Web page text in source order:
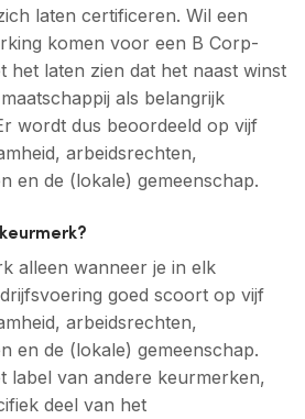
laten certificeren. Wil een
komen voor een B Corp-
het laten zien dat het naast winst
als belangrijk
wordt dus beoordeeld op vijf
arbeidsrechten,
en de (lokale) gemeenschap.
alleen wanneer je in elk
goed scoort op vijf
arbeidsrechten,
en de (lokale) gemeenschap.
label van andere keurmerken,
deel van het